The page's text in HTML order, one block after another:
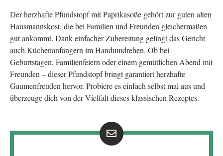
Der herzhafte Pfundstopf mit Paprikasoße gehört zur guten alten
Hausmannskost, die bei Familien und Freunden gleichermaßen
gut ankommt. Dank einfacher Zubereitung gelingt das Gericht
auch Küchenanfängern im Handumdrehen. Ob bei
Geburtstagen, Familienfeiern oder einem gemütlichen Abend mit
Freunden – dieser Pfundstopf bringt garantiert herzhafte
Gaumenfreuden hervor. Probiere es einfach selbst mal aus und
überzeuge dich von der Vielfalt dieses klassischen Rezeptes.